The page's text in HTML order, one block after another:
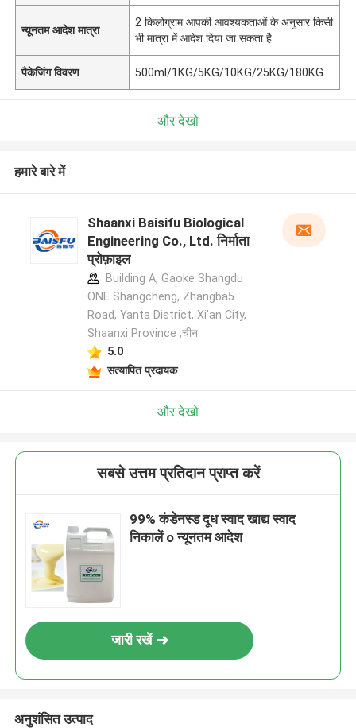
न्यूनतम आदेश मात्रा
2 किलोग्राम आपकी आवश्यकताओं के अनुसार किसी
भी मात्रा में आदेश दिया जा सकता है
पैकेजिंग विवरण 500ml/1KG/5KG/10KG/25KG/180KG
और देखो
हमारे बारे में
Shaanxi Baisifu Biological
Engineering Co., Ltd. निर्माता
प्रोफ़ाइल
Building A, Gaoke Shangdu
ONE Shangcheng, Zhangba5
Road, Yanta District, Xi'an City,
Shaanxi Province ,चीन
5.0
सत्यापित प्रदायक
और देखो
सबसे उत्तम प्रतिदान प्राप्त करें
99% कंडेनस्ड दूध स्वाद खाद्य स्वाद
निकालें o न्यूनतम आदेश
जारी रखें
अनुशंसित उत्पाद